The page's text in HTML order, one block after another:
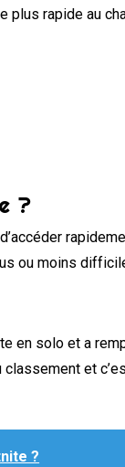
plus rapide au
?
ou moins
en solo et a
et
?